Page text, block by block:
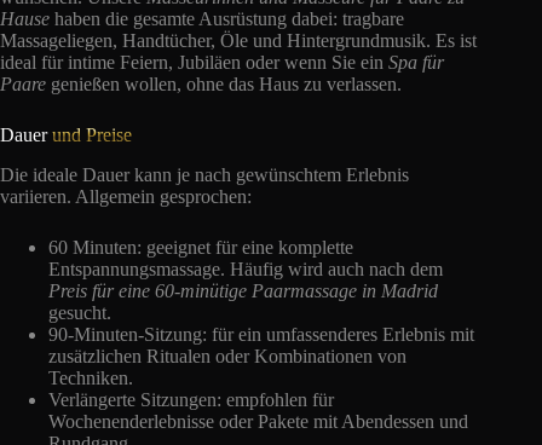
Hause haben die gesamte Ausrüstung dabei: tragbare
Massageliegen, Handtücher, Öle und Hintergrundmusik. Es ist
ideal für intime Feiern, Jubiläen oder wenn Sie ein Spa für
Paare genießen wollen, ohne das Haus zu verlassen.
Dauerund Preise
Die ideale Dauer kann je nach gewünschtem Erlebnis
variieren. Allgemein gesprochen:
60 Minuten: geeignet für eine komplette
Entspannungsmassage. Häufig wird auch nach dem
Preis für eine 60-minütige Paarmassage in Madrid
gesucht.
90-Minuten-Sitzung: für ein umfassenderes Erlebnis mit
zusätzlichen Ritualen oder Kombinationen von
Techniken.
Verlängerte Sitzungen: empfohlen für
Wochenenderlebnisse oder Pakete mit Abendessen und